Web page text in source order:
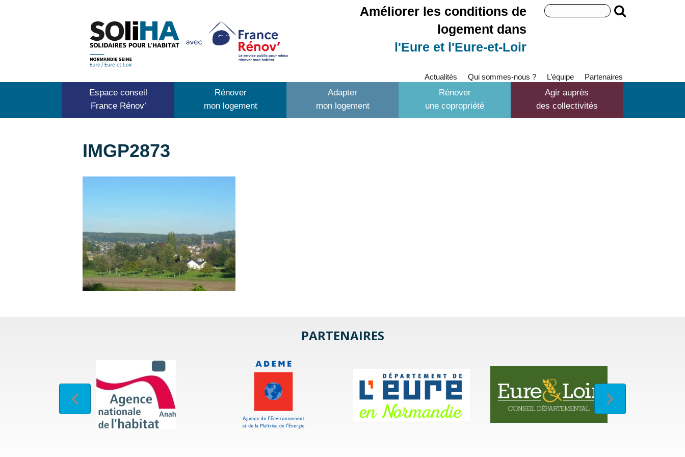
Améliorer les conditions de
logement dans
l'Eure et l'Eure-et-Loir
Search
for:
Actualités Qui sommes-nous ? L’équipe Partenaires
Espace conseil
France Rénov’
Rénover
mon logement
Adapter
mon logement
Rénover
une copropriété
Agir auprès
des collectivités
IMGP2873
PARTENAIRES